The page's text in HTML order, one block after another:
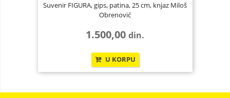
Suvenir FIGURA, gips, patina, 25 cm, knjaz Miloš
Obrenović
1.500,00din.
U KORPU